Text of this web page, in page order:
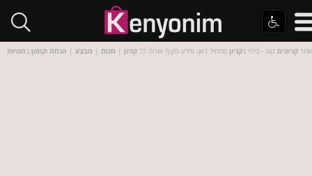
אתר קניונים.קום - בילוי בקניון מתחיל כאן. מידע מקיף אודות כל קניון | חנות | מבצע | הנחה וקופון בחנויות